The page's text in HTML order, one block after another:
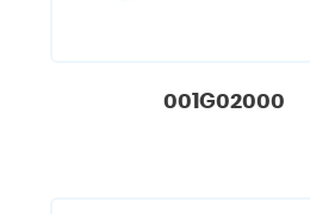
001G02000